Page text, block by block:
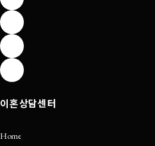
이혼상담센터
Home